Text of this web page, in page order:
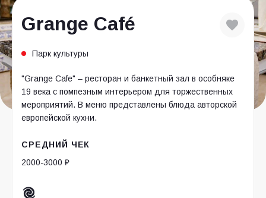
Grange Café
Парк культуры
"Grange Cafe" – ресторан и банкетный зал в особняке
19 века с помпезным интерьером для торжественных
мероприятий. В меню представлены блюда авторской
европейской кухни.
СРЕДНИЙ ЧЕК
2000-3000 ₽